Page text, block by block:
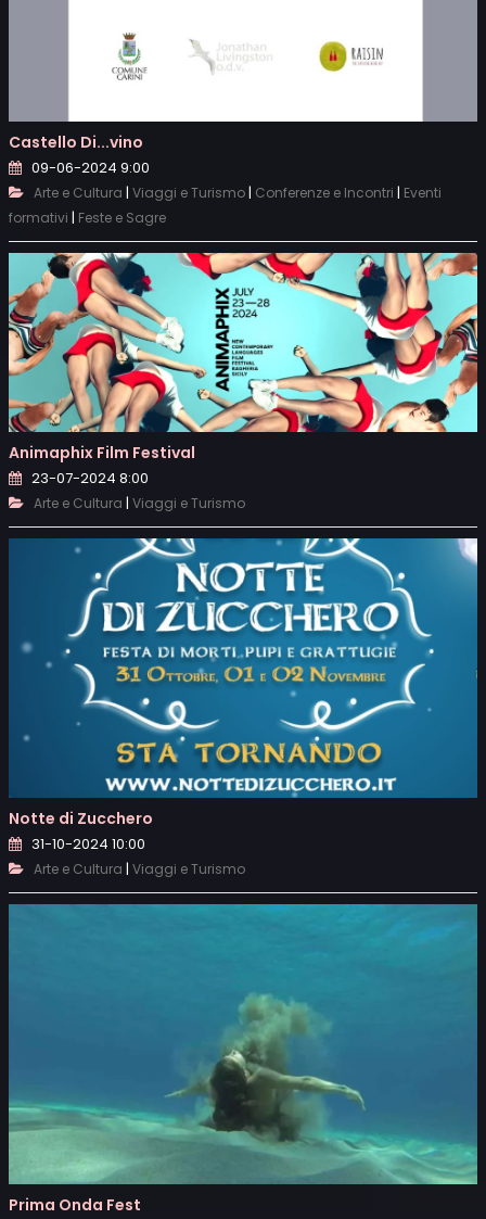
Castello Di...vino
09-06-2024 9:00
Arte e Cultura | Viaggi e Turismo| Conferenze e Incontri | Eventi
formativi | Feste e Sagre
Animaphix Film Festival
23-07-2024 8:00
Arte e Cultura | Viaggi e Turismo
Notte di Zucchero
31-10-2024 10:00
Arte e Cultura | Viaggi e Turismo
Prima Onda Fest